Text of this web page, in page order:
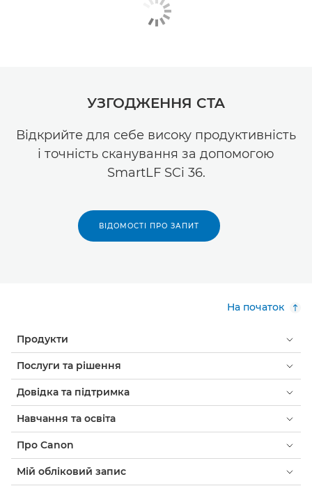
УЗГОДЖЕННЯ CTA
Відкрийте для себе високу продуктивність
і точність сканування за допомогою
SmartLF SCi 36.
ВІДОМОСТІ ПРО ЗАПИТ
На початок
Продукти
Послуги та рішення
Довідка та підтримка
Навчання та освіта
Про Canon
Мій обліковий запис